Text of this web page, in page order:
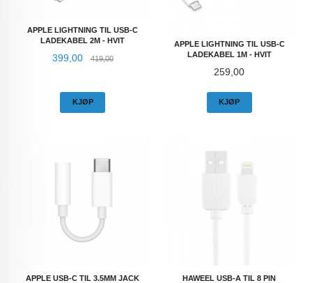
APPLE LIGHTNING TIL USB-C
LADEKABEL 2M - HVIT
Tilbud
399,00 419,00Rabatt
KJØP
APPLE LIGHTNING TIL USB-C
LADEKABEL 1M - HVIT
Pris
259,00
KJØP
APPLE USB-C TIL 3.5MM JACK
HAWEEL USB-A TIL 8 PIN